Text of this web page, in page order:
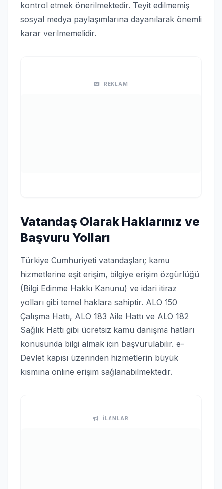
kontrol etmek önerilmektedir. Teyit edilmemiş
sosyal medya paylaşımlarına dayanılarak önemli
karar verilmemelidir.
REKLAM
Vatandaş Olarak Haklarınız ve
Başvuru Yolları
Türkiye Cumhuriyeti vatandaşları; kamu
hizmetlerine eşit erişim, bilgiye erişim özgürlüğü
(Bilgi Edinme Hakkı Kanunu) ve idari itiraz
yolları gibi temel haklara sahiptir. ALO 150
Çalışma Hattı, ALO 183 Aile Hattı ve ALO 182
Sağlık Hattı gibi ücretsiz kamu danışma hatları
konusunda bilgi almak için başvurulabilir. e-
Devlet kapısı üzerinden hizmetlerin büyük
kısmına online erişim sağlanabilmektedir.
İLANLAR